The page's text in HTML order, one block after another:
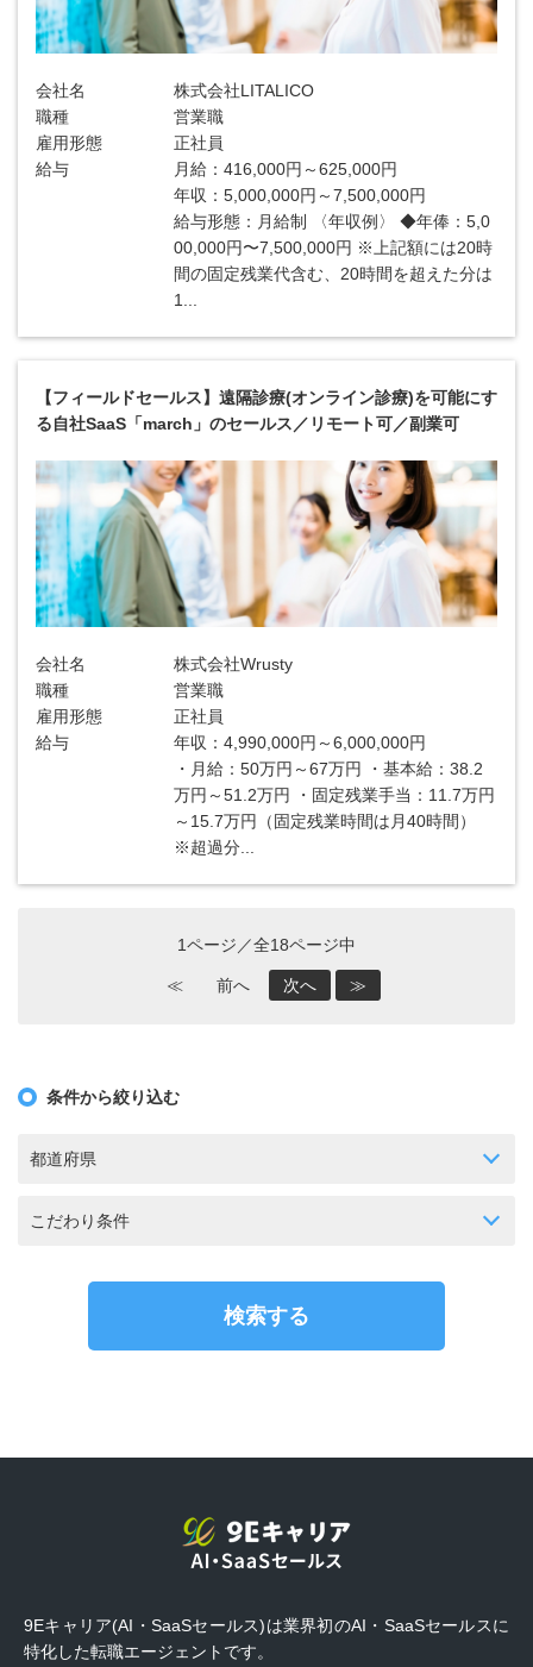
会社名
株式会社LITALICO
職種
営業職
雇用形態
正社員
給与
月給：416,000円～625,000円
年収：5,000,000円～7,500,000円
給与形態：月給制 〈年収例〉 ◆年俸：5,0
00,000円〜7,500,000円 ※上記額には20時
間の固定残業代含む、20時間を超えた分は
1...
【フィールドセールス】遠隔診療(オンライン診療)を可能にす
る自社SaaS「march」のセールス／リモート可／副業可
会社名
株式会社Wrusty
職種
営業職
雇用形態
正社員
給与
年収：4,990,000円～6,000,000円
・月給：50万円～67万円 ・基本給：38.2
万円～51.2万円 ・固定残業手当：11.7万円
～15.7万円（固定残業時間は月40時間）
※超過分...
1ページ／全18ページ中
≪ 前へ 次へ ≫
条件から絞り込む
都道府県
こだわり条件
9Eキャリア(AI・SaaSセールス)は業界初のAI・SaaSセールスに
特化した転職エージェントです。